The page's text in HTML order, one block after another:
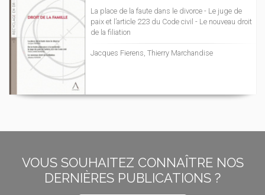
La place de la faute dans le divorce - Le juge de
paix et l’article 223 du Code civil - Le nouveau droit
de la filiation
Jacques Fierens, Thierry Marchandise
VOUS SOUHAITEZ CONNAÎTRE NOS
DERNIÈRES PUBLICATIONS ?